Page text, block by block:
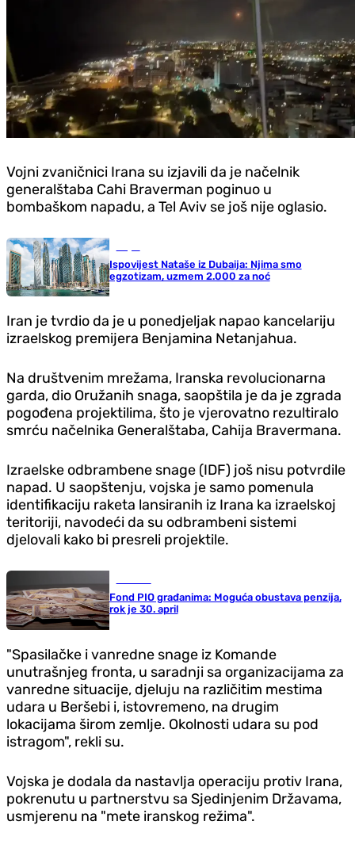
Vojni zvaničnici Irana su izjavili da je načelnik
generalštaba Cahi Braverman poginuo u
bombaškom napadu, a Tel Aviv se još nije oglasio.
Ispovijest Nataše iz Dubaija: Njima smo
egzotizam, uzmem 2.000 za noć
Iran je tvrdio da je u ponedjeljak napao kancelariju
izraelskog premijera Benjamina Netanjahua.
Na društvenim mrežama, Iranska revolucionarna
garda, dio Oružanih snaga, saopštila je da je zgrada
pogođena projektilima, što je vjerovatno rezultiralo
smrću načelnika Generalštaba, Cahija Bravermana.
Izraelske odbrambene snage (IDF) još nisu potvrdile
napad. U saopštenju, vojska je samo pomenula
identifikaciju raketa lansiranih iz Irana ka izraelskoj
teritoriji, navodeći da su odbrambeni sistemi
djelovali kako bi presreli projektile.
Fond PIO građanima: Moguća obustava penzija,
rok je 30. april
"Spasilačke i vanredne snage iz Komande
unutrašnjeg fronta, u saradnji sa organizacijama za
vanredne situacije, djeluju na različitim mestima
udara u Beršebi i, istovremeno, na drugim
lokacijama širom zemlje. Okolnosti udara su pod
istragom", rekli su.
Vojska je dodala da nastavlja operaciju protiv Irana,
pokrenutu u partnerstvu sa Sjedinjenim Državama,
usmjerenu na "mete iranskog režima".